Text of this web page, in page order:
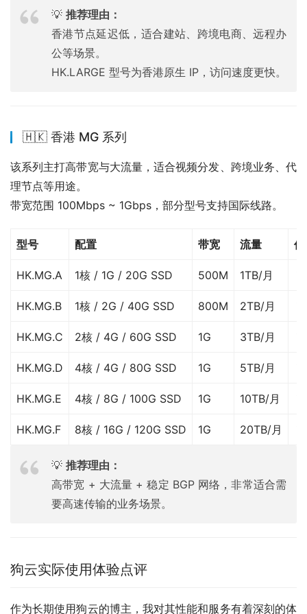
💡 推荐理由：
香港节点延迟低，适合建站、跨境电商、远程办
公等场景。
HK.LARGE 型号为香港原生 IP，访问速度更快。
🇭🇰 香港 MG 系列
该系列主打高带宽与大流量，适合视频分发、跨境业务、代
理节点等用途。
带宽范围 100Mbps ~ 1Gbps，部分型号支持国际线路。
型号 配置 带宽 流量
HK.MG.A 1核 / 1G / 20G SSD 500M 1TB/月
HK.MG.B 1核 / 2G / 40G SSD 800M 2TB/月
HK.MG.C 2核 / 4G / 60G SSD 1G 3TB/月
HK.MG.D 4核 / 4G / 80G SSD 1G 5TB/月
HK.MG.E 4核 / 8G / 100G SSD 1G 10TB/月
HK.MG.F 8核 / 16G / 120G SSD 1G 20TB/月
💡 推荐理由：
高带宽 + 大流量 + 稳定 BGP 网络，非常适合需
要高速传输的业务场景。
狗云实际使用体验点评
作为长期使用狗云的博主，我对其性能和服务有着深刻的体